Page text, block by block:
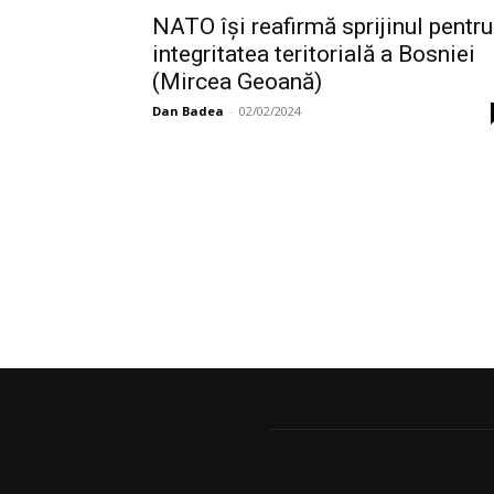
NATO îşi reafirmă sprijinul pentru
integritatea teritorială a Bosniei
(Mircea Geoană)
Dan Badea - 02/02/2024